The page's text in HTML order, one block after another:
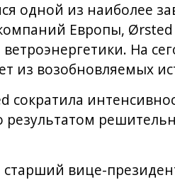
одной из наиболее
Европы,
ветроэнергетики. На
из возобновляемых
сократила
результатом
вице-